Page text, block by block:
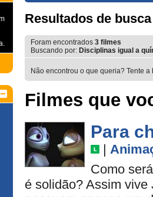
Resultados de busca
Foram encontrados 3 filmes
Buscando por: Disciplinas igual a
Não encontrou o que queria? Tente
Filmes que
Para
|
Como
é solidão? Assim